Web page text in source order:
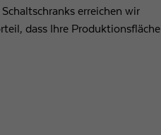
erreichen wir
dass Ihre Produktionsfläche